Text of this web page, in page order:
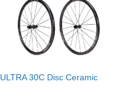
ULTRA 30C Disc Ceramic